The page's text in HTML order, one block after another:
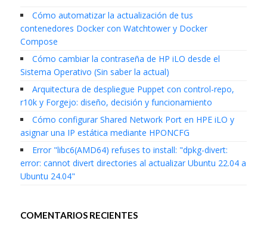
Cómo automatizar la actualización de tus
contenedores Docker con Watchtower y Docker
Compose
Cómo cambiar la contraseña de HP iLO desde el
Sistema Operativo (Sin saber la actual)
Arquitectura de despliegue Puppet con control-repo,
r10k y Forgejo: diseño, decisión y funcionamiento
Cómo configurar Shared Network Port en HPE iLO y
asignar una IP estática mediante HPONCFG
Error "libc6(AMD64) refuses to install: "dpkg-divert:
error: cannot divert directories al actualizar Ubuntu 22.04 a
Ubuntu 24.04"
COMENTARIOS RECIENTES